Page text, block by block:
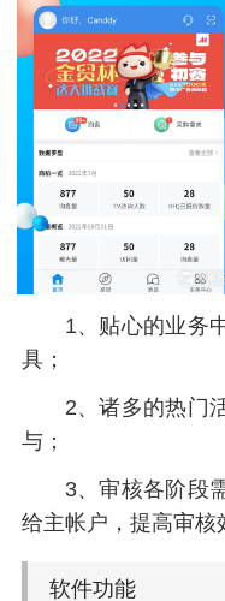
1、贴心的业务
具；
2、诸多的热门
与；
3、审核各阶段
给主帐户，提高审核
软件功能